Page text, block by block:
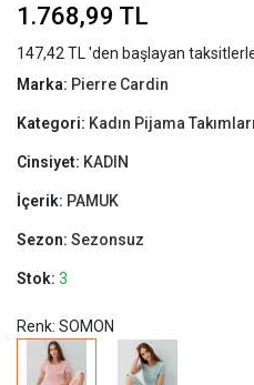
1.768,99 TL
147,42 TL 'den başlayan
Marka: Pierre Cardin
Kategori: Kadın Pijama
Cinsiyet: KADIN
İçerik: PAMUK
Sezon: Sezonsuz
Stok: 3
Renk: SOMON